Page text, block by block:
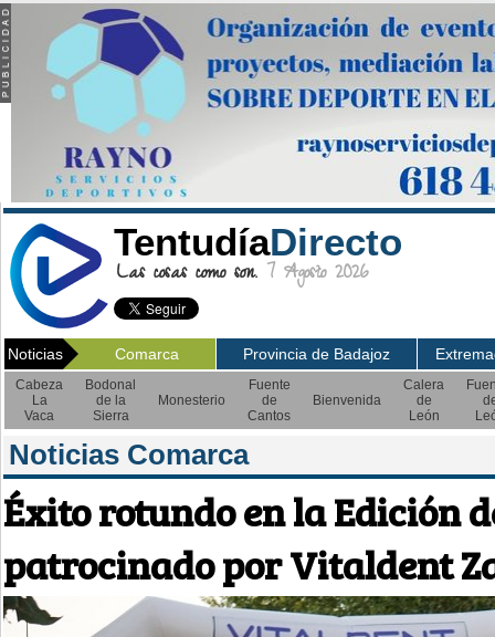
TentudíaDirecto
Las cosas como son. 7 Agosto 2026
Noticias Comarca Provincia de Badajoz
Cabeza
La
Vaca
Bodonal
de la
Sierra
Monesterio
Fuente
de
Cantos
Bienvenida
Calera
de
León
Noticias Comarca
Éxito rotundo en la Edición
patrocinado por Vitaldent